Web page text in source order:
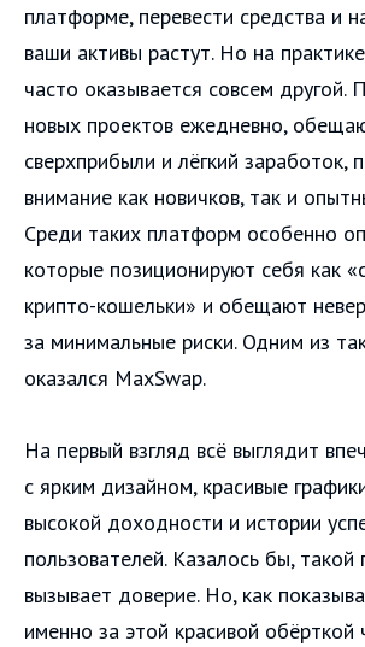
платформе, перевести средства и
ваши активы растут. Но на
часто оказывается совсем другой.
новых проектов ежедневно,
сверхприбыли и лёгкий заработок,
внимание как новичков, так и
Среди таких платформ особенно
которые позиционируют себя как
крипто-кошельки» и обещают
за минимальные риски. Одним из
оказался MaxSwap.
На первый взгляд всё выглядит
с ярким дизайном, красивые
высокой доходности и истории
пользователей. Казалось бы, такой
вызывает доверие. Но, как
именно за этой красивой обёрткой